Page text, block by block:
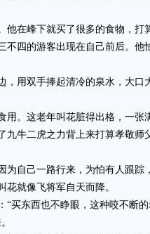
在峰下就买了很多的食物，打
不四的游客出现在自己前后。他
用双手捧起清冷的泉水，大口
。这老年叫花脏得出格，一张
牛二虎之力背上来打算孝敬师
自己一路行来，为怕有人跟踪
就像飞将军自天而降。
买东西也不睁眼，这种咬不断